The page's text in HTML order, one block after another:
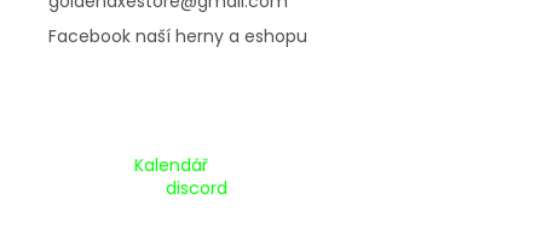
Facebook naší herny a eshopu
Kalendář
discord